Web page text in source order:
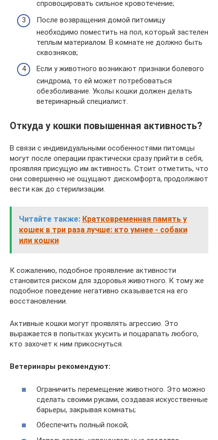
спровоцировать сильное кровотечение;
После возвращения домой питомицу
необходимо поместить на пол, который застелен
теплым материалом. В комнате не должно быть
сквозняков;
Если у животного возникают признаки болевого
синдрома, то ей может потребоваться
обезболивание. Уколы кошки должен делать
ветеринарный специалист.
Откуда у кошки повышенная активность?
В связи с индивидуальными особенностями питомцы
могут после операции практически сразу прийти в себя,
проявляя присущую им активность. Стоит отметить, что
они совершенно не ощущают дискомфорта, продолжают
вести как до стерилизации.
Читайте также: Кратковременная память у
кошек в три раза лучше: кто умнее - собаки
или кошки
К сожалению, подобное проявление активности
становится риском для здоровья животного. К тому же
подобное поведение негативно сказывается на его
восстановлении.
Активные кошки могут проявлять агрессию. Это
выражается в попытках укусить и поцарапать любого,
кто захочет к ним прикоснуться.
Ветеринары рекомендуют:
Ограничить перемещение животного. Это можно
сделать своими руками, создавая искусственные
барьеры, закрывая комнаты;
Обеспечить полный покой;